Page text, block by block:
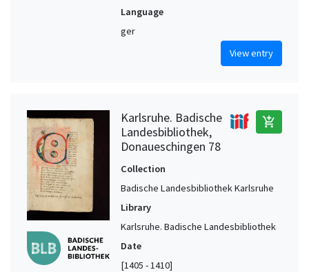
Language
ger
View entry
Karlsruhe. Badische
Landesbibliothek,
Donaueschingen 78
add_shopping_cart
Collection
Badische Landesbibliothek Karlsruhe
Library
Karlsruhe. Badische Landesbibliothek
Date
[1405 - 1410]